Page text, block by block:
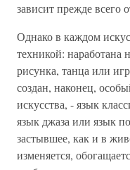
зависит прежде всего
Однако в каждом
техникой: наработана
рисунка, танца или
создан, наконец,
искусства, - язык
язык джаза или язык
застывшее, как и в
изменяется,